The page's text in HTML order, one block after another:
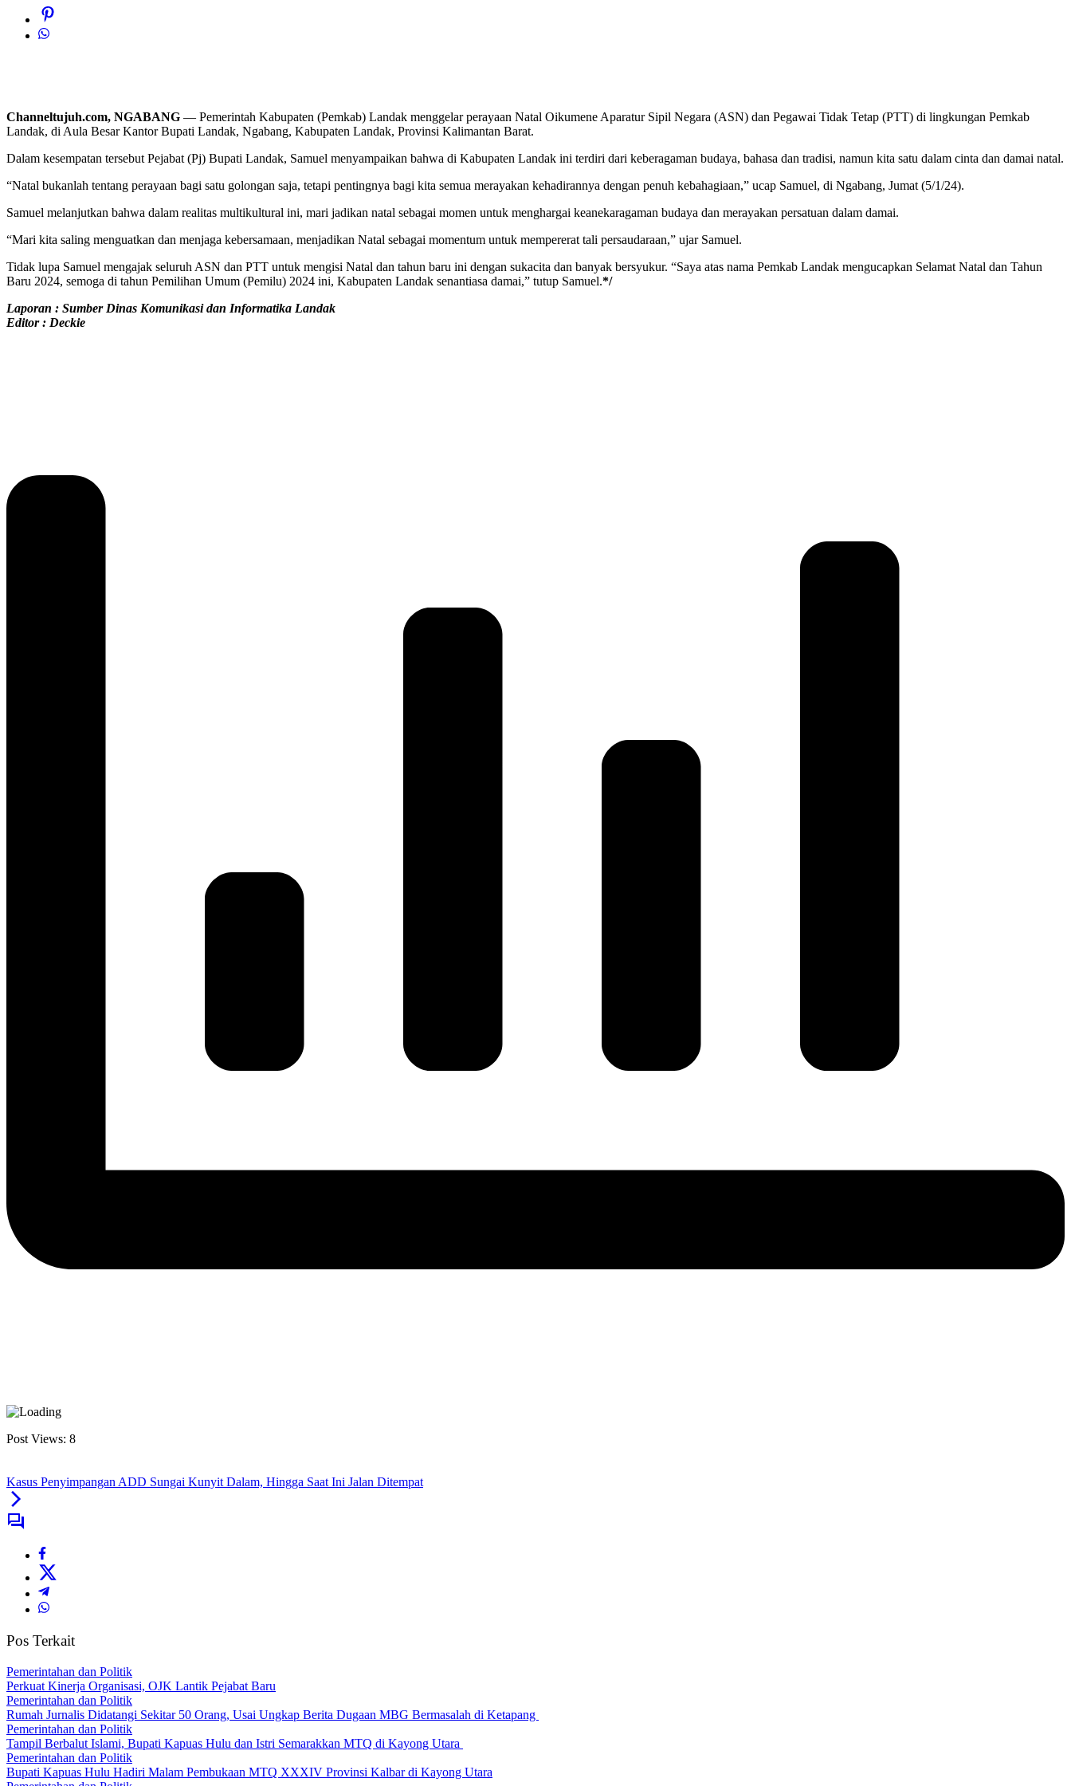
Channeltujuh.com, NGABANG — Pemerintah Kabupaten (Pemkab) Landak menggelar perayaan Natal Oikumene Aparatur Sipil Negara (ASN) dan Pegawai Tidak Tetap (PTT) di lingkungan Pemkab
Landak, di Aula Besar Kantor Bupati Landak, Ngabang, Kabupaten Landak, Provinsi Kalimantan Barat.
Dalam kesempatan tersebut Pejabat (Pj) Bupati Landak, Samuel menyampaikan bahwa di Kabupaten Landak ini terdiri dari keberagaman budaya, bahasa dan tradisi, namun kita satu dalam cinta dan damai natal.
“Natal bukanlah tentang perayaan bagi satu golongan saja, tetapi pentingnya bagi kita semua merayakan kehadirannya dengan penuh kebahagiaan,” ucap Samuel, di Ngabang, Jumat (5/1/24).
Samuel melanjutkan bahwa dalam realitas multikultural ini, mari jadikan natal sebagai momen untuk menghargai keanekaragaman budaya dan merayakan persatuan dalam damai.
“Mari kita saling menguatkan dan menjaga kebersamaan, menjadikan Natal sebagai momentum untuk mempererat tali persaudaraan,” ujar Samuel.
Tidak lupa Samuel mengajak seluruh ASN dan PTT untuk mengisi Natal dan tahun baru ini dengan sukacita dan banyak bersyukur. “Saya atas nama Pemkab Landak mengucapkan Selamat Natal dan Tahun
Baru 2024, semoga di tahun Pemilihan Umum (Pemilu) 2024 ini, Kabupaten Landak senantiasa damai,” tutup Samuel.*/
Laporan : Sumber Dinas Komunikasi dan Informatika Landak
Editor : Deckie
Post Views: 8
Kasus Penyimpangan ADD Sungai Kunyit Dalam, Hingga Saat Ini Jalan Ditempat
Pos Terkait
Pemerintahan dan Politik
Perkuat Kinerja Organisasi, OJK Lantik Pejabat Baru
Pemerintahan dan Politik
Rumah Jurnalis Didatangi Sekitar 50 Orang, Usai Ungkap Berita Dugaan MBG Bermasalah di Ketapang
Pemerintahan dan Politik
Tampil Berbalut Islami, Bupati Kapuas Hulu dan Istri Semarakkan MTQ di Kayong Utara
Pemerintahan dan Politik
Bupati Kapuas Hulu Hadiri Malam Pembukaan MTQ XXXIV Provinsi Kalbar di Kayong Utara